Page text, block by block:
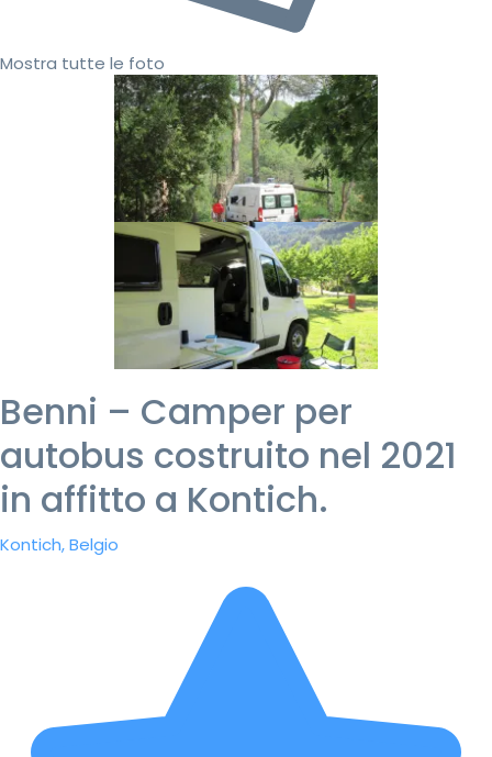
Mostra tutte le foto
Benni – Camper per
autobus costruito nel 2021
in affitto a Kontich.
Kontich, Belgio